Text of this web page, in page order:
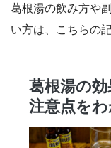
葛根湯の飲み方や
い方は、こちらの